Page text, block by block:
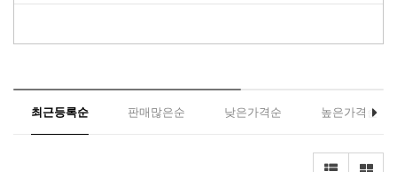
최근등록순 판매많은순 낮은가격순 높은가격순